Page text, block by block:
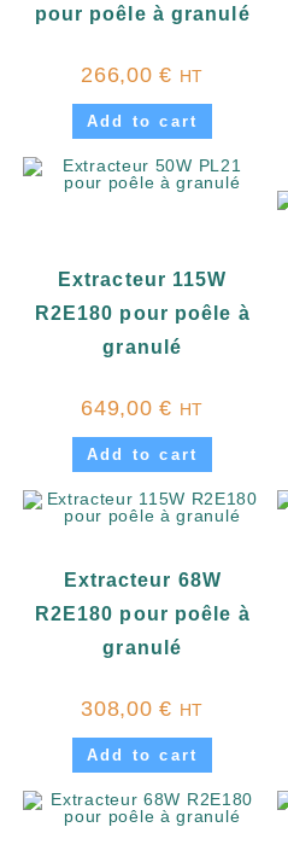
pour poêle à granulé
266,00€ HT
Add to cart
Extracteur 115W
R2E180 pour poêle à
granulé
649,00€ HT
Add to cart
Extracteur 68W
R2E180 pour poêle à
granulé
308,00€ HT
Add to cart